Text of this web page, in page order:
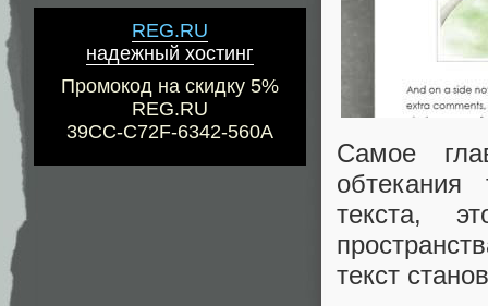
REG.RU
надежный хостинг
Промокод на скидку 5%
REG.RU
39CC-C72F-6342-560A
Самое
текста,
текст